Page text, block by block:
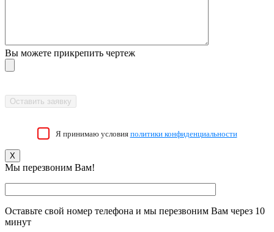
Вы можете прикрепить чертеж
Я принимаю условия политики конфиденциальности
X
Мы перезвоним Вам!
Оставьте свой номер телефона и мы перезвоним Вам через 10
минут